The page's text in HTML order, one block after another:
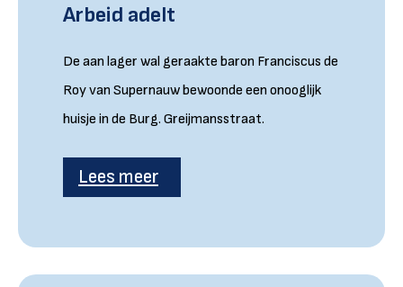
Arbeid adelt
De aan lager wal geraakte baron Franciscus de
Roy van Supernauw bewoonde een onooglijk
huisje in de Burg. Greijmansstraat.
Lees meer